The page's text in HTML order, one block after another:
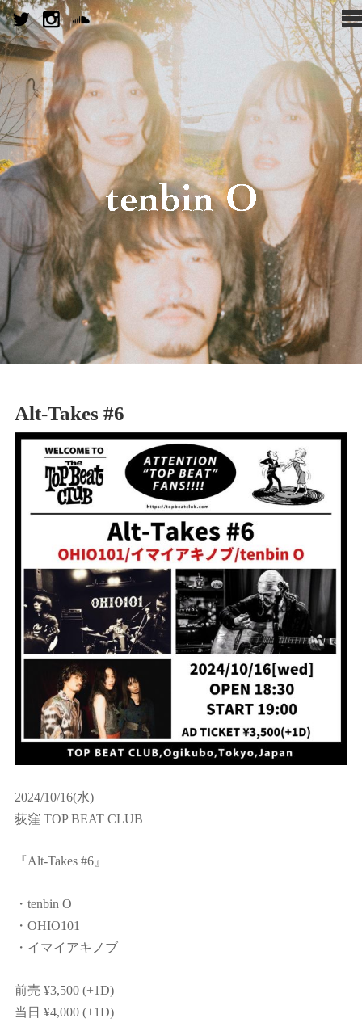
Alt-Takes #6
2024/10/16(水)
荻窪 TOP BEAT CLUB
『Alt-Takes #6』
・tenbin O
・OHIO101
・イマイアキノブ
前売 ¥3,500 (+1D)
当日 ¥4,000 (+1D)